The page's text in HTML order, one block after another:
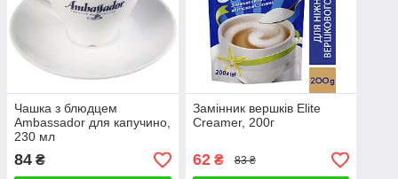
Чашка з блюдцем
Ambassador для капучино,
230 мл
84 ₴
Замінник вершків Elite
Creamer, 200г
62₴ 83 ₴